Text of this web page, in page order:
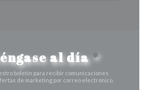
al día*
boletín para recibir comunicaciones
de marketing por correo electrónico.